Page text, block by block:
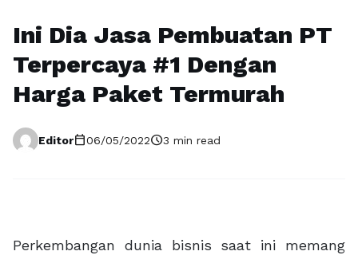
Ini Dia Jasa Pembuatan PT
Terpercaya #1 Dengan
Harga Paket Termurah
Editorcalendar_today06/05/2022schedule3 min read
Perkembangan dunia bisnis saat ini memang